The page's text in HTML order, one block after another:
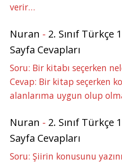
verir…
Nuran - 2. Sınıf Türkçe
Sayfa Cevapları
Soru: Bir kitabı seçerken
Cevap: Bir kitap seçerken
alanlarıma uygun olup
Nuran - 2. Sınıf Türkçe
Sayfa Cevapları
Soru: Şiirin konusunu